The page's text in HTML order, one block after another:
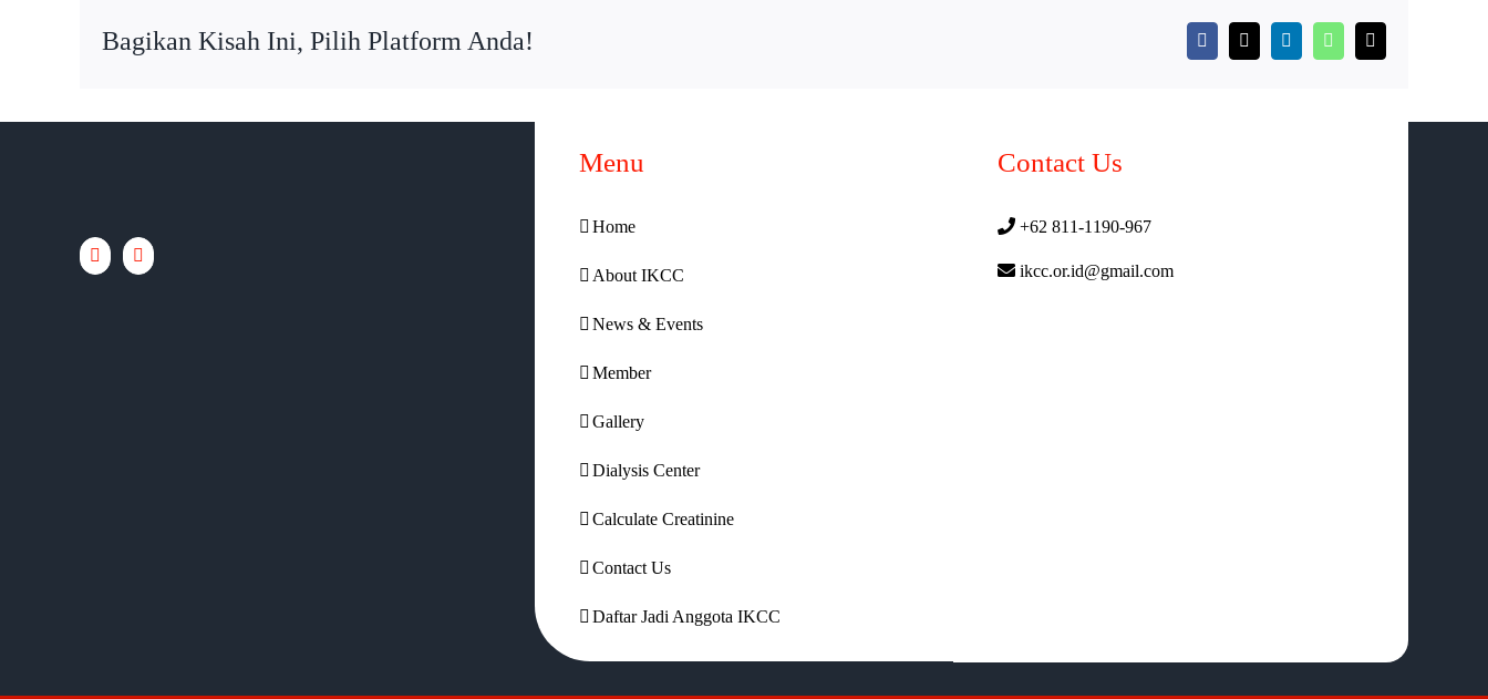
Bagikan Kisah Ini, Pilih Platform Anda! Facebook
X LinkedInWhatsApp
Email
Menu
Home
About IKCC
News & Events
Member
Gallery
Dialysis Center
Calculate Creatinine
Contact Us
Daftar Jadi Anggota IKCC
Contact Us
+62 811-1190-967
ikcc.or.id@gmail.com